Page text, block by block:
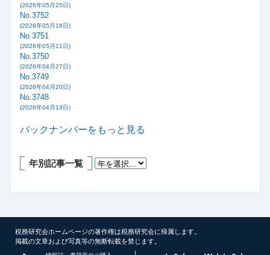
(2026年05月25日)
No.3752
(2026年05月18日)
No.3751
(2026年05月11日)
No.3750
(2026年04月27日)
No.3749
(2026年04月20日)
No.3748
(2026年04月13日)
バックナンバーをもっと見る
年別記事一覧
税務研究会ホームページの著作権は税務研究会に帰属します。
掲載の文章および写真等の無断転載を禁じます。